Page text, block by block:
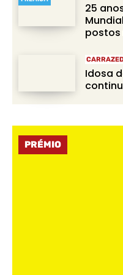
25
postos
Idosa
PRÉMIO